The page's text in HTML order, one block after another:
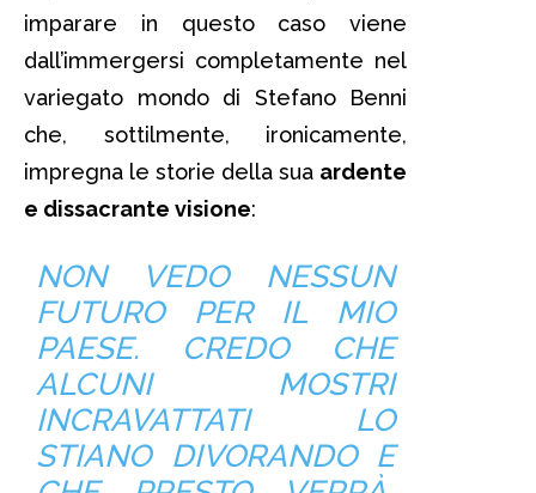
imparare in questo caso viene
dall’immergersi completamente nel
variegato mondo di Stefano Benni
che, sottilmente, ironicamente,
impregna le storie della sua ardente
e dissacrante visione:
NON VEDO NESSUN
FUTURO PER IL MIO
PAESE. CREDO CHE
ALCUNI MOSTRI
INCRAVATTATI LO
STIANO DIVORANDO E